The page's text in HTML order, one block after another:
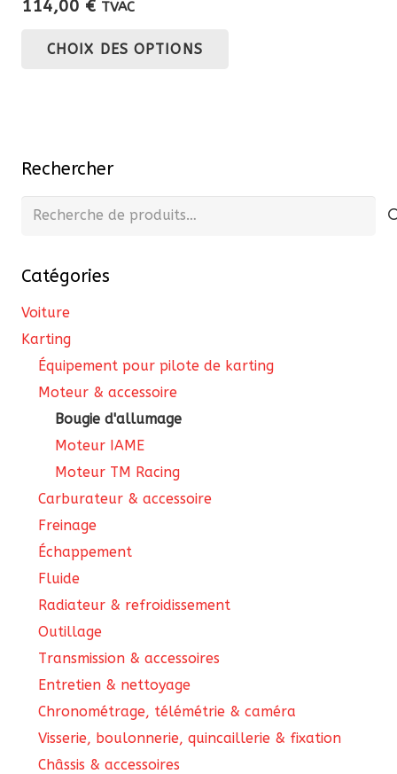
114,00 € TVAC
CHOIX DES OPTIONS
produit
Rechercher
Recherche
Catégories
Voiture
Karting
Équipement pour pilote de karting
Moteur & accessoire
Bougie d'allumage
Moteur IAME
Moteur TM Racing
Carburateur & accessoire
Freinage
Échappement
Fluide
Radiateur & refroidissement
Outillage
Transmission & accessoires
Entretien & nettoyage
Chronométrage, télémétrie & caméra
Visserie, boulonnerie, quincaillerie & fixation
Châssis & accessoires